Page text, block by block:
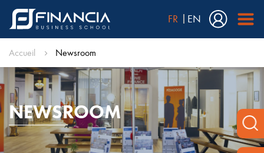
FR EN
Accueil Newsroom
NEWSROOM